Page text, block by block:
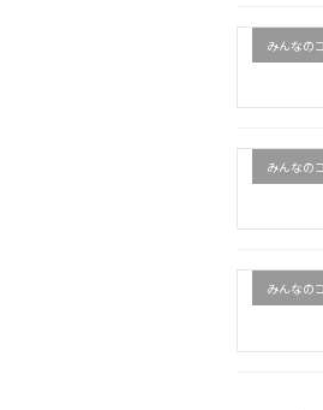
みんなの
みんなの
みんなの